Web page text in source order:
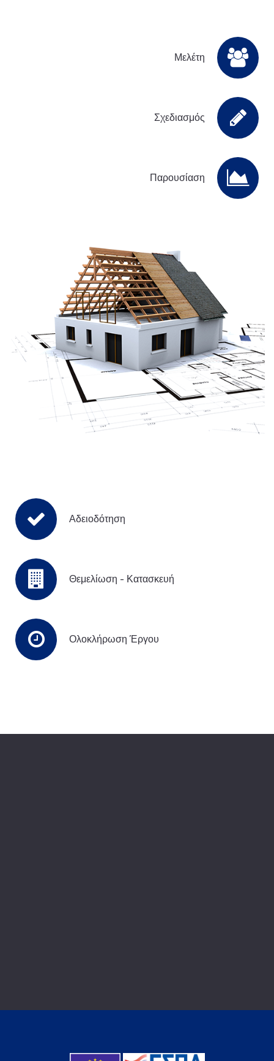
Μελέτη
Σχεδιασμός
Παρουσίαση
Αδειοδότηση
Θεμελίωση - Κατασκευή
Ολοκλήρωση Έργου